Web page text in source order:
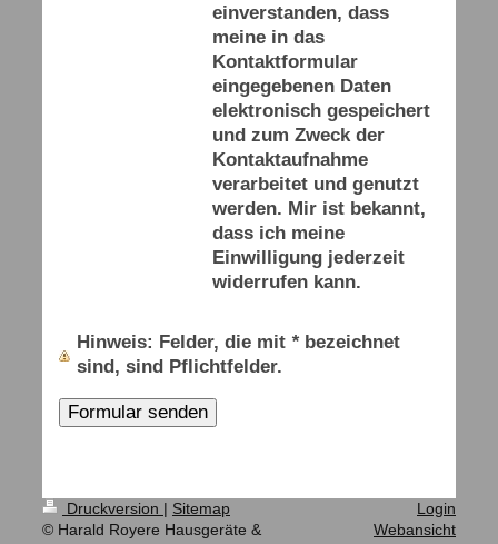
einverstanden, dass
meine in das
Kontaktformular
eingegebenen Daten
elektronisch gespeichert
und zum Zweck der
Kontaktaufnahme
verarbeitet und genutzt
werden. Mir ist bekannt,
dass ich meine
Einwilligung jederzeit
widerrufen kann.
Hinweis : Felder, die mit * bezeichnet
sind, sind Pflichtfelder.
Druckversion | Sitemap
© Harald Royere Hausgeräte &
Login
Webansicht